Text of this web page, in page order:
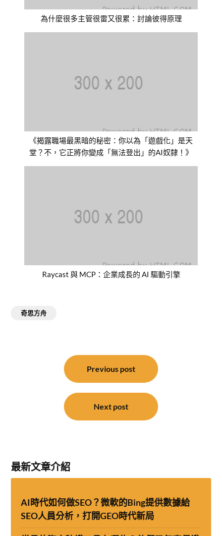
為什麼很多主管很雷又很累：討論彼得原理
《揭露職場最黑暗的秘密：你以為「遊戲化」是天
堂？不，它正將你變成「無法登出」的AI奴隸！》
Raycast 與 MCP：企業成長的 AI 驅動引擎
奇思方舟
Previous post
Next post
最新文章介紹
AI時代如何做SEO？微軟的Bing提供數據給
SEO人員分析，打開GEO時代新局